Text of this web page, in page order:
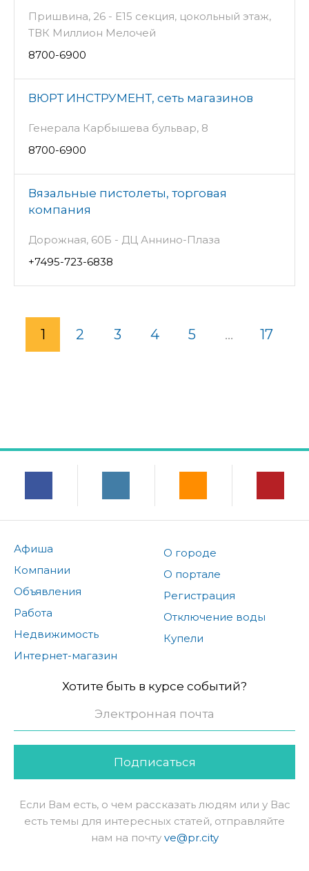
Пришвина, 26 - Е15 секция, цокольный этаж,
ТВК Миллион Мелочей
8700-6900
ВЮРТ ИНСТРУМЕНТ, сеть магазинов
Генерала Карбышева бульвар, 8
8700-6900
Вязальные пистолеты, торговая
компания
Дорожная, 60Б - ДЦ Аннино-Плаза
+7495-723-6838
1 2 3 4 5 ... 17
Афиша
Компании
Объявления
Работа
Недвижимость
Интернет-магазин
О городе
О портале
Регистрация
Отключение воды
Купели
Хотите быть в курсе событий?
Подписаться
Если Вам есть, о чем рассказать людям или у Вас
есть темы для интересных статей, отправляйте
нам на почту ve@pr.city